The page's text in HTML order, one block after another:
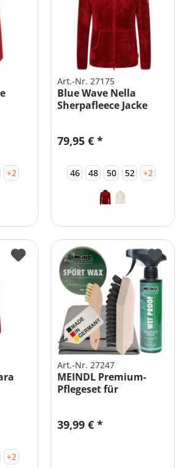
+2
Art.-Nr. 27175
Blue Wave Nella
Sherpafleece Jacke
79,95 € *
46 48 50 52 +2
+2
Art.-Nr. 27247
MEINDL Premium-
Pflegeset für
39,99 € *